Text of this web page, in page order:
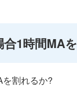
1時間MA
割れるか?